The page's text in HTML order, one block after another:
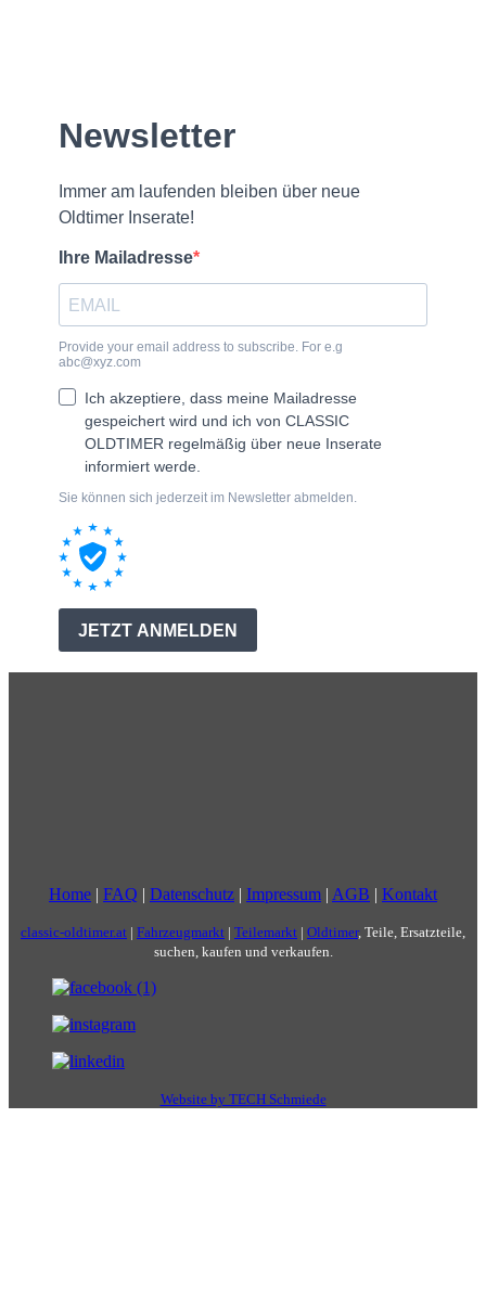
Home | FAQ | Datenschutz | Impressum | AGB | Kontakt
classic-oldtimer.at | Fahrzeugmarkt | Teilemarkt | Oldtimer, Teile, Ersatzteile,
suchen, kaufen und verkaufen.
Website by TECH Schmiede